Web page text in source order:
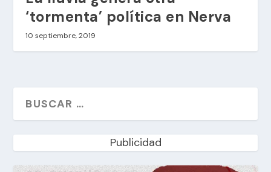
‘tormenta’ política en Nerva
10 septiembre, 2019
Publicidad